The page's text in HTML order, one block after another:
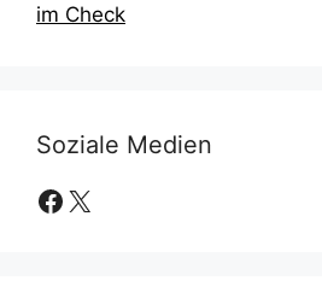
im Check
Soziale Medien
Facebook
X